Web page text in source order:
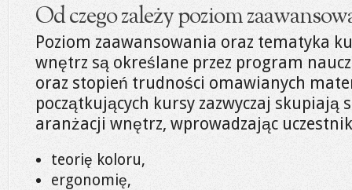
Od czego zależy poziom
Poziom zaawansowania oraz tematyka
wnętrz są określane przez program
oraz stopień trudności omawianych
początkujących kursy zazwyczaj skupiają
aranżacji wnętrz, wprowadzając
teorię koloru,
ergonomię,